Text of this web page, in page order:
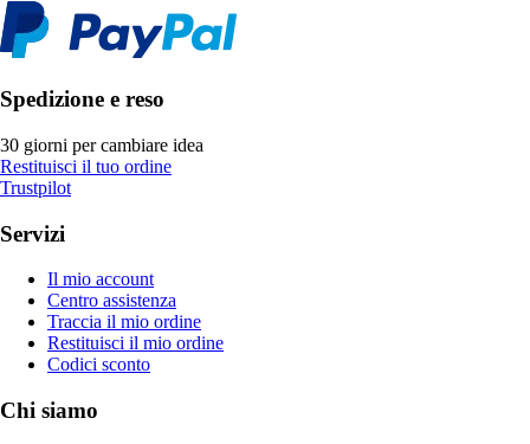
Spedizione e reso
30 giorni per cambiare idea
Restituisci il tuo ordine
Trustpilot
Servizi
Il mio account
Centro assistenza
Traccia il mio ordine
Restituisci il mio ordine
Codici sconto
Chi siamo